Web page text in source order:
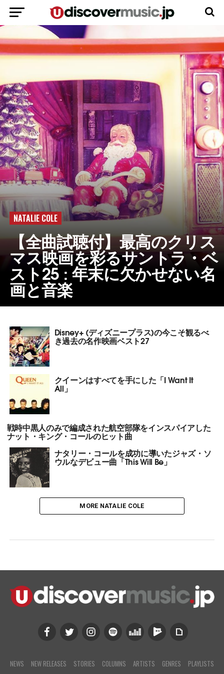
NATALIE COLE
【全曲試聴付】最高のクリス
マス映画を彩るサントラ・ベ
スト25 : 年末に欠かせない名
画と音楽
Disney+ (ディズニープラス)の今こそ観るべ
き過去の名作映画ベスト27
クイーンはすべてを手にした「I Want It
All」
戦時中黒人のみで編成された航空部隊をインスパイアした
ナット・キング・コールのヒット曲
ナタリー・コールを成功に導いたジャズ・ソ
ウルなデビュー曲「This Will Be」
MORE NATALIE COLE
NEWS NEW RELEASES STORIES COLUMNS ARTISTS GENRES
PLAYLISTS